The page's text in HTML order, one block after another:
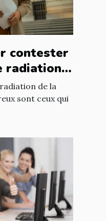
contester
radiation
de la
sont ceux qui